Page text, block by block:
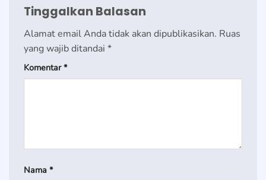
Tinggalkan Balasan
Alamat email Anda tidak akan dipublikasikan. Ruas
yang wajib ditandai *
Komentar*
Nama *